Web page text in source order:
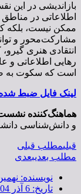
بازاندیشی در این
اطلاعاتی در
ممکن نیست، بلکه
مشارکت‌محور و
انتقادی هنری
رهایی اطلاعاتی و
است که سکوت به
لینک فایل ضبط
هماهنگ‌کننده
و دانش‌شناسی
قبلیمطلب قبلی
مطلب بعدیبعدی
نویسنده:
تاریخ: 6 آذر 1404